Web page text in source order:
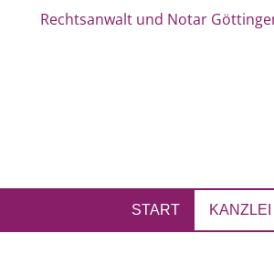
Rechtsanwalt und Notar
START KANZLEI